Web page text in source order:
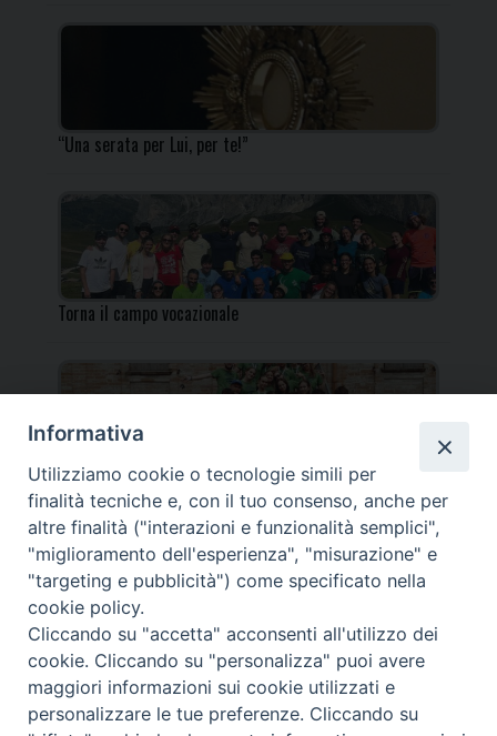
“Una serata per Lui, per te!”
Torna il campo vocazionale
Torna il Campo Missionario Diocesano
_____________________________________________________
_____________________________
DIOCESI DI FANO FOSSOMBRONE CAGLI PERGOLA | Via Roma,
118 - 61032 FANO (PU) |
Tel. 0721 803737 o 826044 | Cod. Fiscale 90003900413
Informativa
Utilizziamo cookie o tecnologie simili per
finalità tecniche e, con il tuo consenso, anche per
altre finalità ("interazioni e funzionalità semplici",
"miglioramento dell'esperienza", "misurazione" e
"targeting e pubblicità") come specificato nella
cookie policy.
Cliccando su "accetta" acconsenti all'utilizzo dei
cookie. Cliccando su "personalizza" puoi avere
maggiori informazioni sui cookie utilizzati e
personalizzare le tue preferenze. Cliccando su